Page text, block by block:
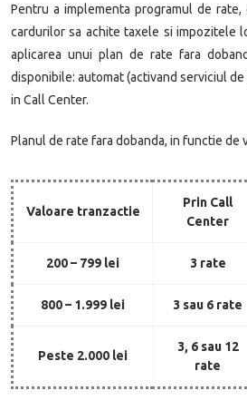
Pentru a implementa programul de
cardurilor sa achite taxele si impozitele
aplicarea unui plan de rate fara
disponibile: automat (activand serviciul
in Call Center.
Planul de rate fara dobanda, in functie de
Valoare tranzactie
Prin Call
Center
200 – 799 lei 3 rate
800 – 1.999 lei 3 sau 6 rate
Peste 2.000 lei
3, 6 sau 12
rate